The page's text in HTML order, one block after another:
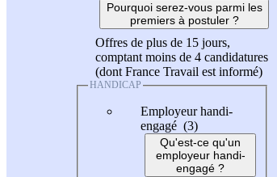
Pourquoi serez-vous parmi les
premiers à postuler ?
Offres de plus de 15 jours,
comptant moins de 4 candidatures
(dont France Travail est informé)
HANDICAP
Employeur handi-
engagé (3)
Qu'est-ce qu'un
employeur handi-
engagé ?